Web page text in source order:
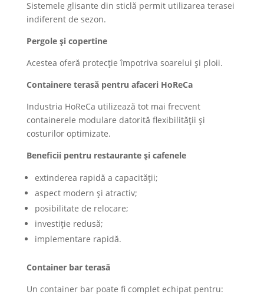
Sistemele glisante din sticlă permit utilizarea terasei
indiferent de sezon.
Pergole și copertine
Acestea oferă protecție împotriva soarelui și ploii.
Containere terasă pentru afaceri HoReCa
Industria HoReCa utilizează tot mai frecvent
containerele modulare datorită flexibilității și
costurilor optimizate.
Beneficii pentru restaurante și cafenele
extinderea rapidă a capacității;
aspect modern și atractiv;
posibilitate de relocare;
investiție redusă;
implementare rapidă.
Container bar terasă
Un container bar poate fi complet echipat pentru: